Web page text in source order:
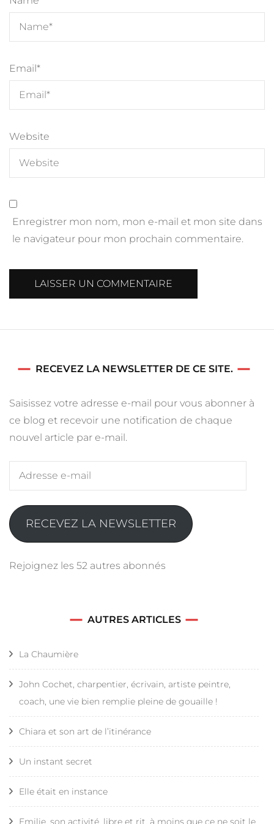
Email*
Website
Enregistrer mon nom, mon e-mail et mon site dans
le navigateur pour mon prochain commentaire.
RECEVEZ LA NEWSLETTER DE CE SITE.
Saisissez votre adresse e-mail pour vous abonner à
ce blog et recevoir une notification de chaque
nouvel article par e-mail.
Adresse
mail
RECEVEZ LA NEWSLETTER
Rejoignez les 52 autres abonnés
AUTRES ARTICLES
La Chaumière
John Cochet, charpentier, écrivain, artiste peintre,
coach, une vie bien remplie pleine de gouaille !
Chiara et son art de l’itinérance
Un instant secret
Elle était en instance
Emilie, son activité, libre et rit, à moins que ce ne soit le